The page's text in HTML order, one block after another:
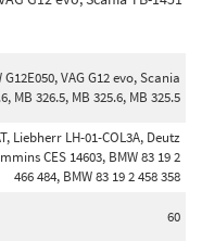
G12E050, VAG G12 evo, Scania
MB 326.5, MB 325.6, MB 325.5
Liebherr LH-01-COL3A, Deutz
CES 14603, BMW 83 19 2
466 484, BMW 83 19 2 458 358
60